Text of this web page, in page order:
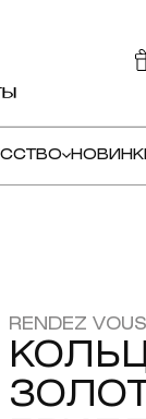
RENDEZ